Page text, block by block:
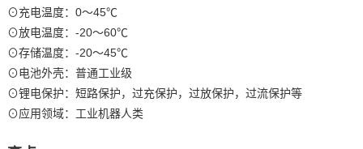
⊙充电温度：0～45℃
⊙放电温度：-20～60℃
⊙存储温度：-20～45℃
⊙电池外壳：普通工业级
⊙锂电保护：短路保护，过充保护，过放保护，过流保护等
⊙应用领域：工业机器人类